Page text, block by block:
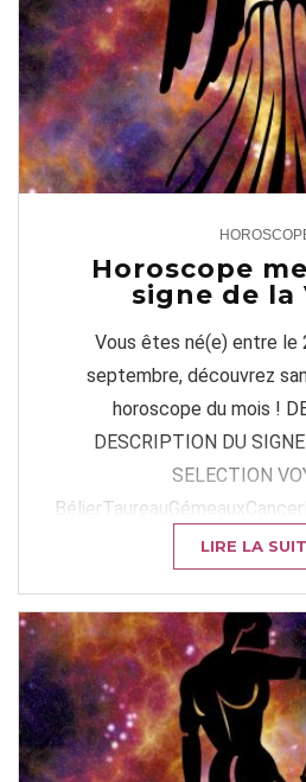
1
Horoscope
signe de la
Vous êtes né(e) entre le
septembre, découvrez
horoscope du mois !
DESCRIPTION DU
SELECTION
VOTRE HOROSCOPE
LIRE LA